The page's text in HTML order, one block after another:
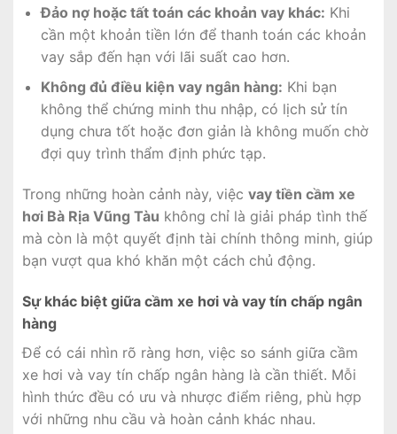
Đảo nợ hoặc tất toán các khoản vay khác: Khi
cần một khoản tiền lớn để thanh toán các khoản
vay sắp đến hạn với lãi suất cao hơn.
Không đủ điều kiện vay ngân hàng: Khi bạn
không thể chứng minh thu nhập, có lịch sử tín
dụng chưa tốt hoặc đơn giản là không muốn chờ
đợi quy trình thẩm định phức tạp.
Trong những hoàn cảnh này, việc vay tiền cầm xe
hơi Bà Rịa Vũng Tàu không chỉ là giải pháp tình thế
mà còn là một quyết định tài chính thông minh, giúp
bạn vượt qua khó khăn một cách chủ động.
Sự khác biệt giữa cầm xe hơi và vay tín chấp ngân
hàng
Để có cái nhìn rõ ràng hơn, việc so sánh giữa cầm
xe hơi và vay tín chấp ngân hàng là cần thiết. Mỗi
hình thức đều có ưu và nhược điểm riêng, phù hợp
với những nhu cầu và hoàn cảnh khác nhau.